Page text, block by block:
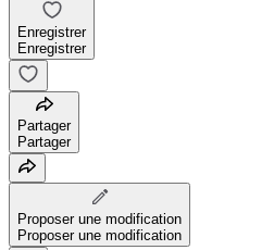
Enregistrer
Enregistrer
Partager
Partager
Proposer une modification
Proposer une modification